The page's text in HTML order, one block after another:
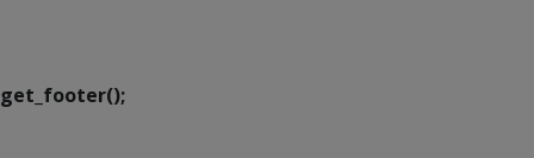
get_footer();